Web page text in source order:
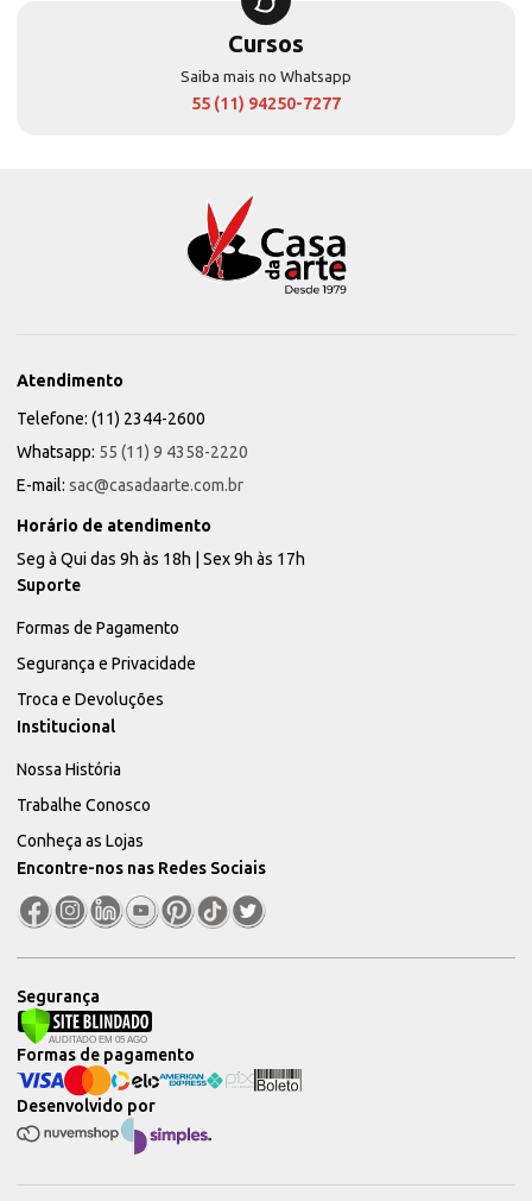
Cursos
Saiba mais no Whatsapp
55 (11) 94250-7277
Atendimento
Telefone: (11) 2344-2600
Whatsapp: 55 (11) 9 4358-2220
E-mail: sac@casadaarte.com.br
Horário de atendimento
Seg à Qui das 9h às 18h | Sex 9h às 17h
Suporte
Formas de Pagamento
Segurança e Privacidade
Troca e Devoluções
Institucional
Nossa História
Trabalhe Conosco
Conheça as Lojas
Encontre-nos nas Redes Sociais
Segurança
Desenvolvido por
Formas de pagamento